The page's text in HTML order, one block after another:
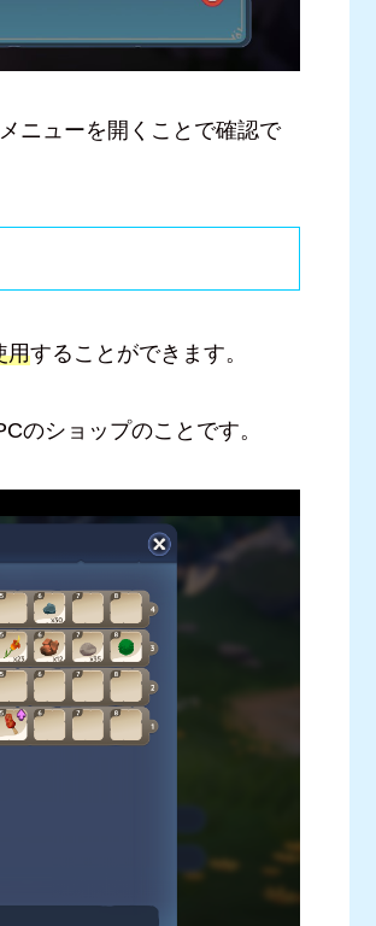
ニューを開くことで確認で
用することができます。
のショップのことです。